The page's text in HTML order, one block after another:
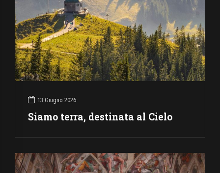
13 Giugno 2026
Siamo terra, destinata al Cielo